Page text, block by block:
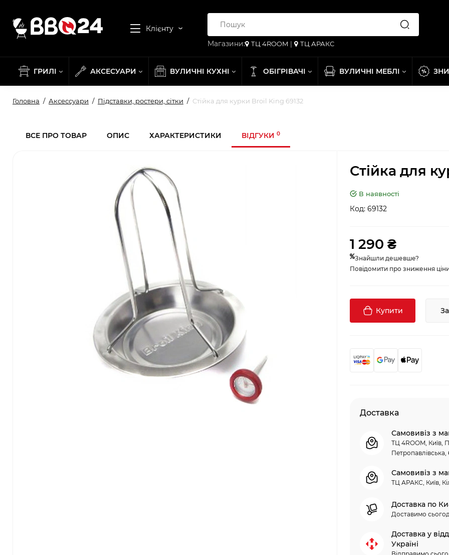
Клієнту
Магазини:
ТЦ 4ROOM | ТЦ АРАКС
ГРИЛІ АКСЕСУАРИ ВУЛИЧНІ КУХНІ ОБІГРІВАЧІ ВУЛИЧНІ МЕБЛІ
Головна Аксессуари Підставки, ростери, сітки Стійка для курки Broil King 69132
ВСЕ ПРО ТОВАР ОПИС ХАРАКТЕРИСТИКИ ВІДГУКИ 0
Стійка для
В наявності
Код: 69132
1 290 ₴
Знайшли дешевше?
Повідомити про зниження ціни,
Купити
Доставка
Самовивіз з
ТЦ 4ROOM, Київ,
Петропавлівська,
Самовивіз з
ТЦ АРАКС, Київ,
Доставка по
Доставимо
Доставка у
Україні